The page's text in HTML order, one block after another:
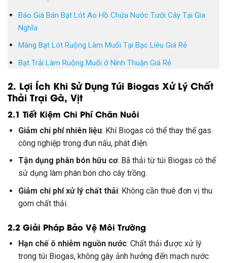
Báo Giá Bán Bạt Lót Ao Hồ Chứa Nước Tưới Cây Tại Gia
Nghĩa
Màng Bạt Lót Ruộng Làm Muối Tại Bạc Liêu Giá Rẻ
Bạt Trải Làm Ruộng Muối ở Ninh Thuận Giá Rẻ
2. Lợi Ích Khi Sử Dụng Túi Biogas Xử Lý Chất
Thải Trại Gà, Vịt
2.1 Tiết Kiệm Chi Phí Chăn Nuôi
Giảm chi phí nhiên liệu: Khí Biogas có thể thay thế gas
công nghiệp trong đun nấu, phát điện.
Tận dụng phân bón hữu cơ: Bã thải từ túi Biogas có thể
sử dụng làm phân bón cho cây trồng.
Giảm chi phí xử lý chất thải: Không cần thuê đơn vị thu
gom chất thải.
2.2 Giải Pháp Bảo Vệ Môi Trường
Hạn chế ô nhiễm nguồn nước: Chất thải được xử lý
trong túi Biogas, không gây ảnh hưởng đến mạch nước